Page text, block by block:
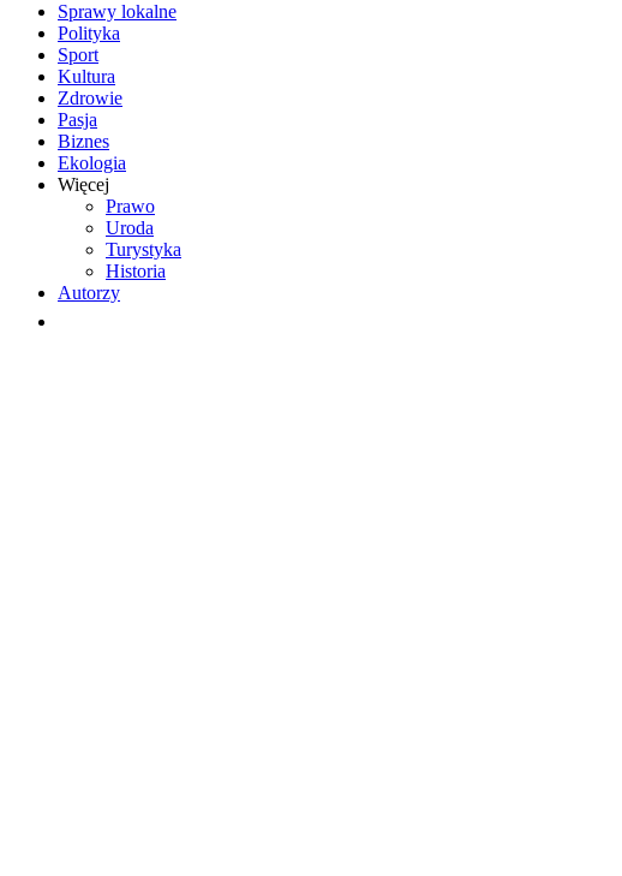
Sprawy lokalne
Polityka
Sport
Kultura
Zdrowie
Pasja
Biznes
Ekologia
Więcej
Prawo
Uroda
Turystyka
Historia
Autorzy